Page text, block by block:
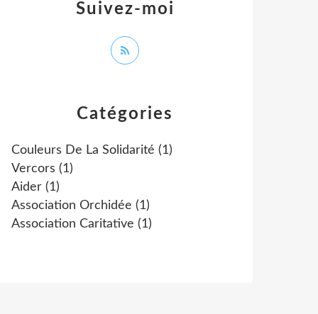
Catégories
Couleurs De La Solidarité (1)
Vercors (1)
Aider (1)
Association Orchidée (1)
Association Caritative (1)
Suivez-moi